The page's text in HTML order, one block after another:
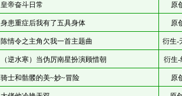
皇帝奋斗日常 原
身患重症后我有了五具身体 原
陈情令之主角欠我一首主题曲 衍生-
（逆水寒）当伪厉南星扮演顾惜朝 衍生-
骑士和骷髅的美~妙~冒险 原